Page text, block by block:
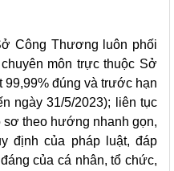
Công Thương luôn phối
môn trực thuộc Sở
đúng và trước hạn
ngày 31/5/2023); liên tục
sơ theo hướng nhanh gọn,
định của pháp luật, đáp
của cá nhân, tổ chức,